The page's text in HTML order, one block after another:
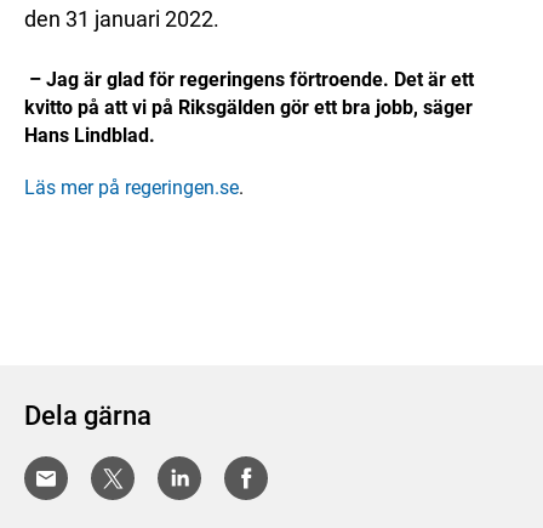
den 31 januari 2022.
– Jag är glad för regeringens förtroende. Det är ett
kvitto på att vi på Riksgälden gör ett bra jobb, säger
Hans Lindblad.
Läs mer på regeringen.se.
Dela gärna